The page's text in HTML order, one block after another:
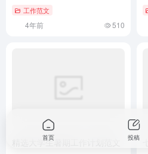
工作范文
4年前 510
精选大学生暑期工作计划范文
首页 投稿